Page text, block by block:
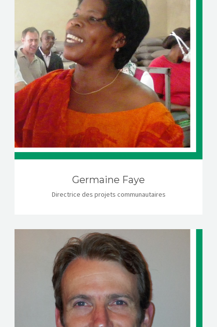
Germaine Faye
Directrice des projets communautaires